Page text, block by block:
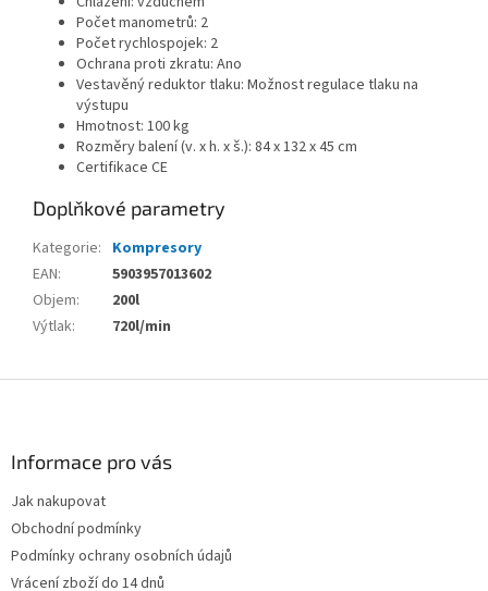
Počet manometrů: 2
Počet rychlospojek: 2
Ochrana proti zkratu: Ano
Vestavěný reduktor tlaku: Možnost regulace tlaku na
výstupu
Hmotnost: 100 kg
Rozměry balení (v. x h. x š.): 84 x 132 x 45 cm
Certifikace CE
Doplňkové parametry
Kategorie: Kompresory
EAN:
5903957013602
Objem:
200l
Výtlak: 720l/min
Informace pro vás
Jak nakupovat
Obchodní podmínky
Podmínky ochrany osobních údajů
Vrácení zboží do 14 dnů